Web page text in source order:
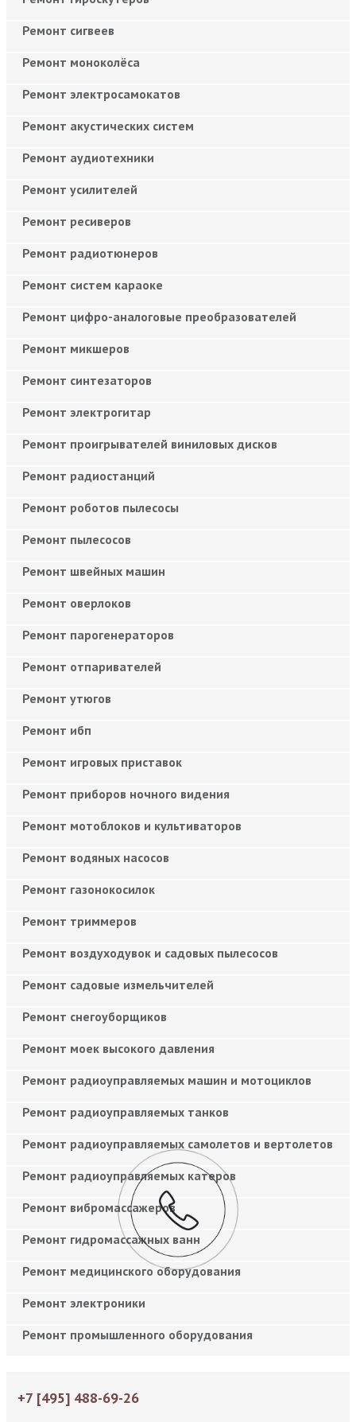
Ремонт сигвеев
Ремонт моноколёса
Ремонт электросамокатов
Ремонт акустических систем
Ремонт аудиотехники
Ремонт усилителей
Ремонт ресиверов
Ремонт радиотюнеров
Ремонт систем караоке
Ремонт цифро-аналоговые преобразователей
Ремонт микшеров
Ремонт синтезаторов
Ремонт электрогитар
Ремонт проигрывателей виниловых дисков
Ремонт радиостанций
Ремонт роботов пылесосы
Ремонт пылесосов
Ремонт швейных машин
Ремонт оверлоков
Ремонт парогенераторов
Ремонт отпаривателей
Ремонт утюгов
Ремонт ибп
Ремонт игровых приставок
Ремонт приборов ночного видения
Ремонт мотоблоков и культиваторов
Ремонт водяных насосов
Ремонт газонокосилок
Ремонт триммеров
Ремонт воздуходувок и садовых пылесосов
Ремонт садовые измельчителей
Ремонт снегоуборщиков
Ремонт моек высокого давления
Ремонт радиоуправляемых машин и мотоциклов
Ремонт радиоуправляемых танков
Ремонт радиоуправляемых самолетов и вертолетов
Ремонт радиоуправляемых катеров
Ремонт вибромассажеров
Ремонт гидромассажных ванн
Ремонт медицинского оборудования
Ремонт электроники
Ремонт промышленного оборудования
+7 [495] 488-69-26